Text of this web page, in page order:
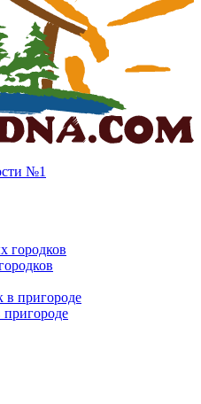
№1
городков
в пригороде
пригороде